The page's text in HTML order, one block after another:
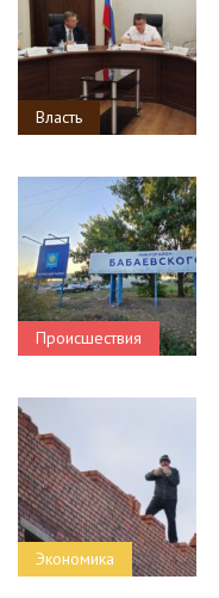
Власть
Происшествия
Экономика